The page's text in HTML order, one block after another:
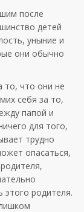
после
детей
уныние и
они обычно
то, что они не
себя за то,
папой и
для того,
трудно
опасаться,
родителя.